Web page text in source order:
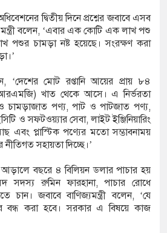
গ্যাস সরবরাহ বেড়ে
চার বছরে অন্তর্ভুক্ত
নিহত ৩, একই
সঙ্গে সিটি
দ্বিতীয় দিনে প্রশ্নের জবাবে এসব
মন্ত্রী বলেন, ‘এবার এক কোটি এক লাখ পশু
পশুর চামড়া নষ্ট হয়েছে। সংরক্ষণ করা
‘দেশের মোট রপ্তানি আয়ের প্রায় ৮৪
খাত থেকে আসে। এ নির্ভরতা
চামড়াজাত পণ্য, পাট ও পাটজাত পণ্য,
ও সফটওয়্যার সেবা, লাইট ইঞ্জিনিয়ারিং
এবং প্লাস্টিক পণ্যের মতো সম্ভাবনাময়
সহায়তা দিচ্ছে।’
আড়ালে বছরে ৪ বিলিয়ন ডলার পাচার হয়
সদস্য রুমিন ফারহানা, পাচার রোধে
চান। জবাবে বাণিজ্যমন্ত্রী বলেন, ‘যে
বন্ধ করা হবে। সরকার এ বিষয়ে কাজ